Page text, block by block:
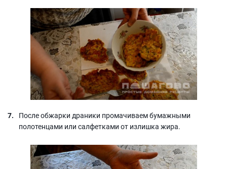
После обжарки драники промачиваем бумажными
полотенцами или салфетками от излишка жира.